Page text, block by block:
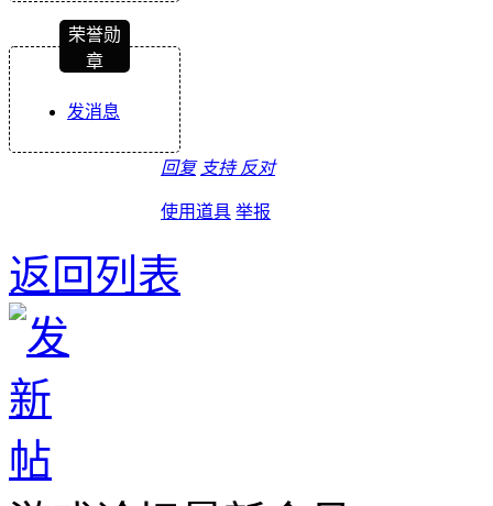
荣誉勋
章
发消息
回复 支持 反对
使用道具 举报
返回列表